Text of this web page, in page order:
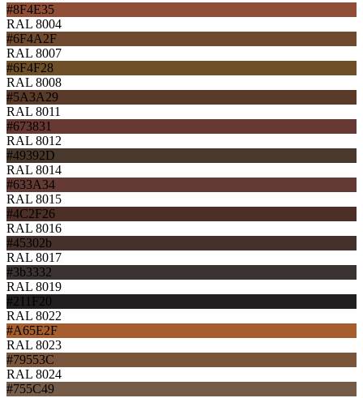
#8F4E35
RAL 8004
#6F4A2F
RAL 8007
#6F4F28
RAL 8008
#5A3A29
RAL 8011
#673831
RAL 8012
#49392D
RAL 8014
#633A34
RAL 8015
#4C2F26
RAL 8016
#45302b
RAL 8017
#3b3332
RAL 8019
#211F20
RAL 8022
#A65E2F
RAL 8023
#79553C
RAL 8024
#755C49